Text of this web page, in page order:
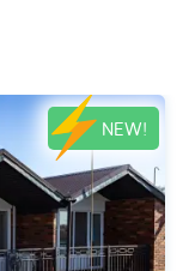
NEW!